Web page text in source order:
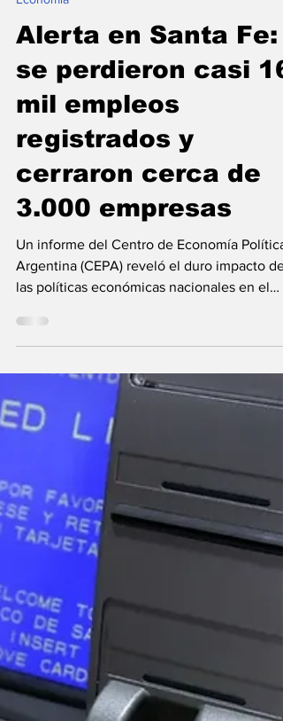
Redacción
Alerta en Santa Fe:
se perdieron casi 16
mil empleos
registrados y
cerraron cerca de
3.000 empresas
Un informe del Centro de Economía Política
Argentina (CEPA) reveló el duro impacto de
noviembre de 2023 y abril de 2026. Las
pymes se llevaron la peor parte. La actividad
económica y el empleo formal en la
de Santa Fe registran un marcado retroceso.
De acuerdo con el último relevamiento del
Centro de Economía Política Argentina
(CEPA), basado en datos oficiales de la
Superintendencia de